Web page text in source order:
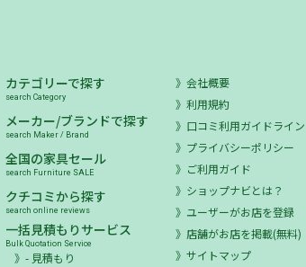
カテゴリーで探す
search Category
メーカー/ブランドで探す
search Maker / Brand
全国の家具セール
search Furniture SALE
クチコミから探す
search online reviews
一括見積もりサービス
Bulk Quotation Service
- 見積もり
会社概要
利用規約
口コミ利用ガイドライン
プライバシーポリシー
ご利用ガイド
ショップナビとは？
ユーザーがお店を登録
店舗がお店を掲載(無料)
サイトマップ